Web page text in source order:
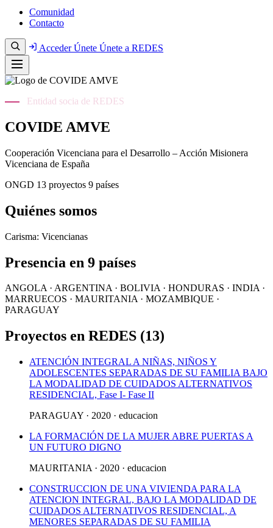
Comunidad
Contacto
AccederÚnete Únete a REDES
Entidad socia de REDES
COVIDE AMVE
Cooperación Vicenciana para el Desarrollo – Acción Misionera
Vicenciana de España
ONGD 13 proyectos 9 países
Quiénes somos
Carisma: Vicencianas
Presencia en 9 países
ANGOLA · ARGENTINA · BOLIVIA · HONDURAS · INDIA ·
MARRUECOS · MAURITANIA · MOZAMBIQUE ·
PARAGUAY
Proyectos en REDES (13)
ATENCIÓN INTEGRAL A NIÑAS, NIÑOS Y
ADOLESCENTES SEPARADAS DE SU FAMILIA BAJO
LA MODALIDAD DE CUIDADOS ALTERNATIVOS
RESIDENCIAL, Fase I- Fase II
PARAGUAY · 2020 · educacion
LA FORMACIÓN DE LA MUJER ABRE PUERTAS A
UN FUTURO DIGNO
MAURITANIA · 2020 · educacion
CONSTRUCCION DE UNA VIVIENDA PARA LA
ATENCION INTEGRAL, BAJO LA MODALIDAD DE
CUIDADOS ALTERNATIVOS RESIDENCIAL, A
MENORES SEPARADAS DE SU FAMILIA